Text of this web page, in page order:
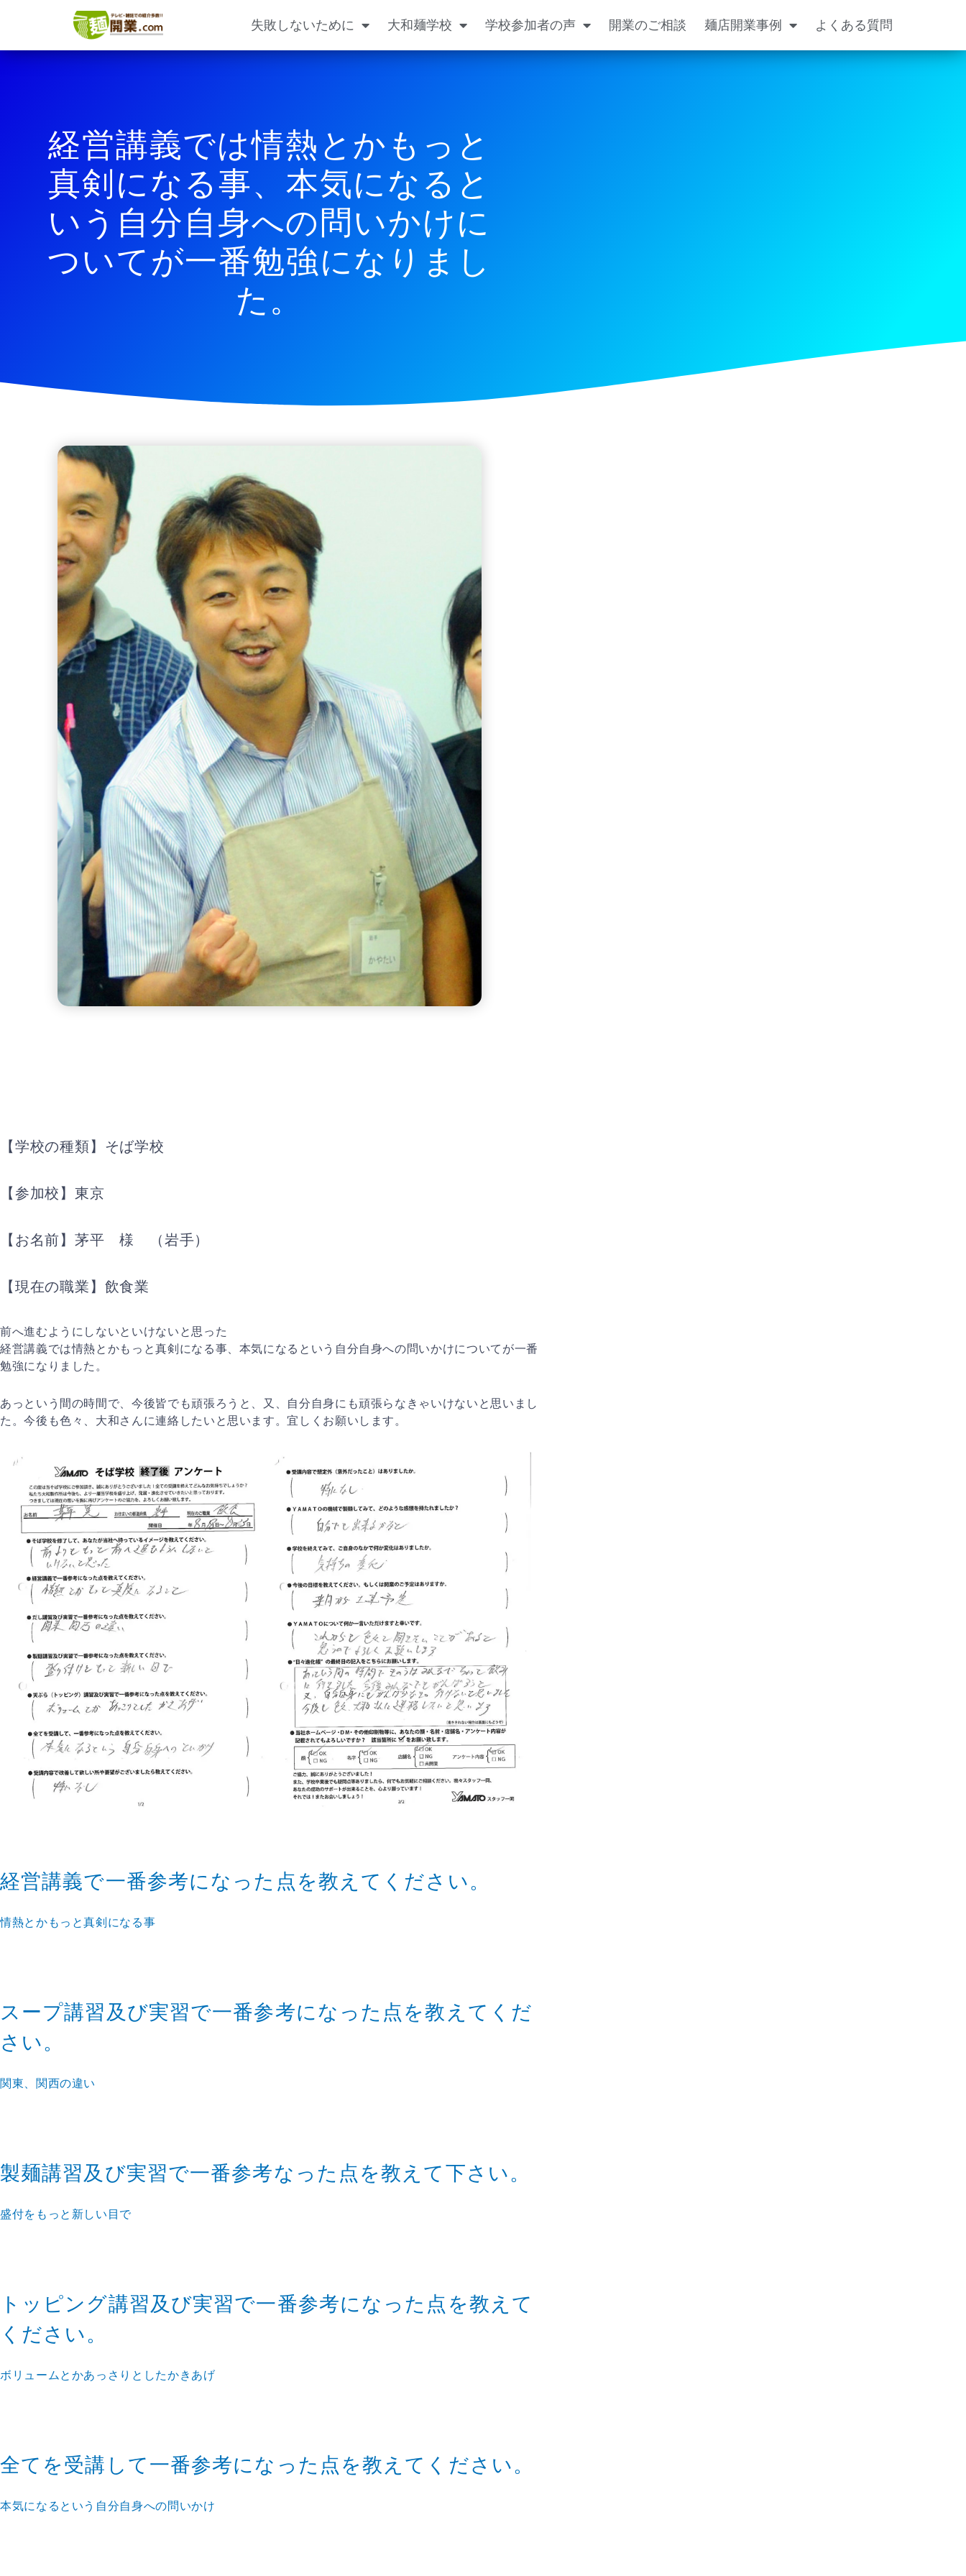
失敗しないために 大和麺学校 学校参加者の声 開業のご相談 麺店開業事例 よくある質問
経営講義では情熱とかもっと
真剣になる事、本気になると
いう自分自身への問いかけに
ついてが一番勉強になりまし
た。
【学校の種類】そば学校
【参加校】東京
【お名前】茅平 様 （岩手）
【現在の職業】飲食業
前へ進むようにしないといけないと思った
経営講義では情熱とかもっと真剣になる事、本気になるという自分自身への問いかけについてが一番
勉強になりました。
あっという間の時間で、今後皆でも頑張ろうと、又、自分自身にも頑張らなきゃいけないと思いまし
た。今後も色々、大和さんに連絡したいと思います。宜しくお願いします。
経営講義で一番参考になった点を教えてください。
情熱とかもっと真剣になる事
スープ講習及び実習で一番参考になった点を教えてくだ
さい。
関東、関西の違い
製麺講習及び実習で一番参考なった点を教えて下さい。
盛付をもっと新しい目で
トッピング講習及び実習で一番参考になった点を教えて
ください。
ボリュームとかあっさりとしたかきあげ
全てを受講して一番参考になった点を教えてください。
本気になるという自分自身への問いかけ